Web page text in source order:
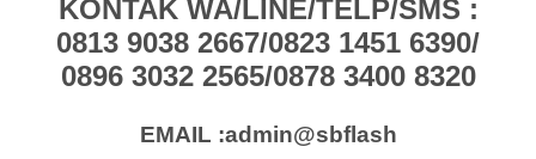
KONTAK WA/LINE/TELP/SMS :
0813 9038 2667/0823 1451 6390/
0896 3032 2565/0878 3400 8320
EMAIL :admin@sbflash